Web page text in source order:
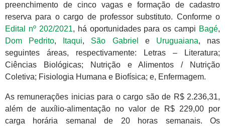
preenchimento de cinco vagas e formação de cadastro
reserva para o cargo de professor substituto. Conforme o
Edital nº 202/2021, há oportunidades para os campi Bagé,
Dom Pedrito, Itaqui, São Gabriel e Uruguaiana, nas
seguintes áreas, respectivamente: Letras – Literatura;
Ciências Biológicas; Nutrição e Alimentos / Nutrição
Coletiva; Fisiologia Humana e Biofísica; e, Enfermagem.
As remunerações inicias para o cargo são de R$ 2.236,31,
além de auxílio-alimentação no valor de R$ 229,00 por
carga horária semanal de 20 horas semanais. Os